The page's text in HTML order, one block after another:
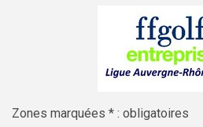
Zones marquées * : obligatoires